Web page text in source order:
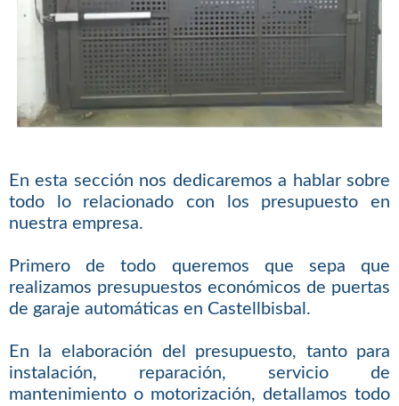
En esta sección nos dedicaremos a hablar sobre
todo lo relacionado con los presupuesto en
nuestra empresa.
Primero de todo queremos que sepa que
realizamos presupuestos económicos de puertas
de garaje automáticas en Castellbisbal.
En la elaboración del presupuesto, tanto para
instalación, reparación, servicio de
mantenimiento o motorización, detallamos todo